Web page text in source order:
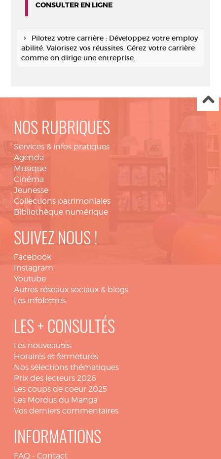
CONSULTER EN LIGNE
Pilotez votre carrière : Développez votre employ
abilité. Valorisez vos réussites. Gérez votre carrière
comme on dirige une entreprise.
NOS RUBRIQUES
Services & infos pratiques
Agenda
Musique
Cinéma
Jeunesse
Collections patrimoniales
Bibliothèque numérique
SUIVEZ NOUS !
Facebook
Instagram
Youtube
Autres réseaux sociaux & blogs
Les infolettres
LES + CONSULTÉS
Les nouveautés
Horaires et fermetures
Nos sélections thématiques
Prix des lecteurs 2026
Les coups de coeur 2025
Les Mordus du Manga
Vos derniers commentaires
INFORMATIONS
FAQ - Contact